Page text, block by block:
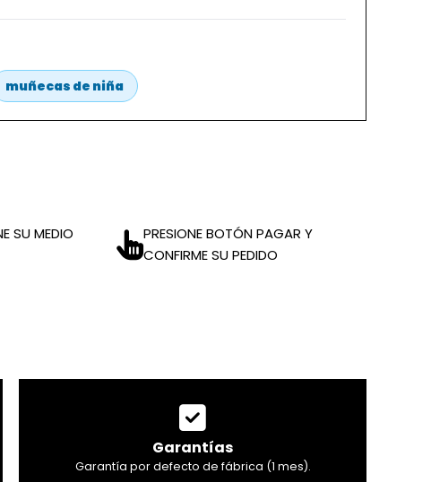
muñecas de niña
SU MEDIO
PRESIONE BOTÓN PAGAR Y
CONFIRME SU PEDIDO
Garantías
Garantía por defecto de fábrica (1 mes).